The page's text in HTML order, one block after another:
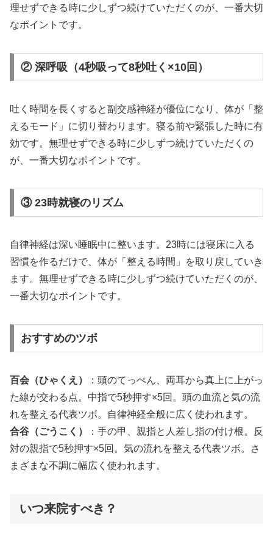
理せずできる時に少しずつ続けていただくのが、一番大切
なポイントです。
② 深呼吸（4秒吸って8秒吐く×10回）
吐く時間を長くすると副交感神経が優位になり、体が「整
えるモード」に切り替わります。寝る前や緊張した時に有
効です。無理せずできる時に少しずつ続けていただくの
が、一番大切なポイントです。
③ 23時就寝のリズム
自律神経は深い睡眠中に整います。23時には寝床に入る
習慣を作るだけで、体が「整える時間」を取り戻していき
ます。無理せずできる時に少しずつ続けていただくのが、
一番大切なポイントです。
おすすめのツボ
百会（ひゃくえ）
：頭のてっぺん、両耳から真上に上がっ
た線が交わる点。中指で5秒押す×5回。頭の血流と気の流
れを整える代表ツボ。自律神経全般に広く使われます。
合谷（ごうこく）
：手の甲、親指と人差し指の付け根。反
対の親指で5秒押す×5回。気の流れを整える代表ツボ。さ
まざまな不調に幅広く使われます。
いつ来院すべき？